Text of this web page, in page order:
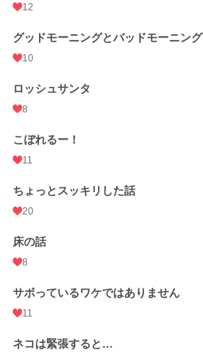
12
グッドモーニングとバッドモーニング
10
ロッシュサンタ
8
こぼれるー！
11
ちょっとスッキリした話
20
床の話
8
サボっているワケではありません
11
ネコは緊張すると…